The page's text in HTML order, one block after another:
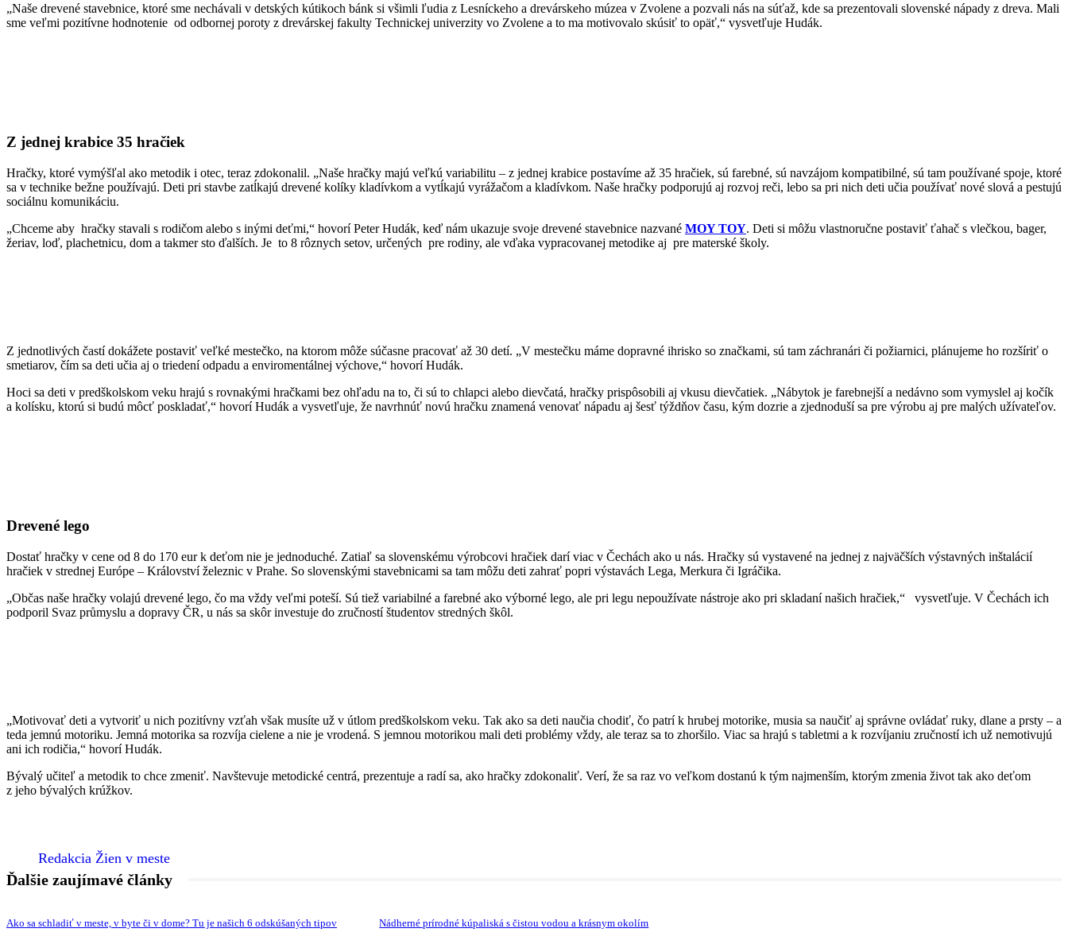
„Naše drevené stavebnice, ktoré sme nechávali v detských kútikoch bánk si všimli ľudia z Lesníckeho a drevárskeho múzea v Zvolene a pozvali nás na súťaž, kde sa prezentovali slovenské nápady z dreva. Mali
sme veľmi pozitívne hodnotenie od odbornej poroty z drevárskej fakulty Technickej univerzity vo Zvolene a to ma motivovalo skúsiť to opäť,“ vysvetľuje Hudák.
Z jednej krabice 35 hračiek
Hračky, ktoré vymýšľal ako metodik i otec, teraz zdokonalil. „Naše hračky majú veľkú variabilitu – z jednej krabice postavíme až 35 hračiek, sú farebné, sú navzájom kompatibilné, sú tam používané spoje, ktoré
sa v technike bežne používajú. Deti pri stavbe zatĺkajú drevené kolíky kladívkom a vytĺkajú vyrážačom a kladívkom. Naše hračky podporujú aj rozvoj reči, lebo sa pri nich deti učia používať nové slová a pestujú
sociálnu komunikáciu.
„Chceme aby hračky stavali s rodičom alebo s inými deťmi,“ hovorí Peter Hudák, keď nám ukazuje svoje drevené stavebnice nazvané MOY TOY. Deti si môžu vlastnoručne postaviť ťahač s vlečkou, bager,
žeriav, loď, plachetnicu, dom a takmer sto ďalších. Je to 8 rôznych setov, určených pre rodiny, ale vďaka vypracovanej metodike aj pre materské školy.
Z jednotlivých častí dokážete postaviť veľké mestečko, na ktorom môže súčasne pracovať až 30 detí. „V mestečku máme dopravné ihrisko so značkami, sú tam záchranári či požiarnici, plánujeme ho rozšíriť o
smetiarov, čím sa deti učia aj o triedení odpadu a enviromentálnej výchove,“ hovorí Hudák.
Hoci sa deti v predškolskom veku hrajú s rovnakými hračkami bez ohľadu na to, či sú to chlapci alebo dievčatá, hračky prispôsobili aj vkusu dievčatiek. „Nábytok je farebnejší a nedávno som vymyslel aj kočík
a kolísku, ktorú si budú môcť poskladať,“ hovorí Hudák a vysvetľuje, že navrhnúť novú hračku znamená venovať nápadu aj šesť týždňov času, kým dozrie a zjednoduší sa pre výrobu aj pre malých užívateľov.
Drevené lego
Dostať hračky v cene od 8 do 170 eur k deťom nie je jednoduché. Zatiaľ sa slovenskému výrobcovi hračiek darí viac v Čechách ako u nás. Hračky sú vystavené na jednej z najväčších výstavných inštalácií
hračiek v strednej Európe – Království železnic v Prahe. So slovenskými stavebnicami sa tam môžu deti zahrať popri výstavách Lega, Merkura či Igráčika.
„Občas naše hračky volajú drevené lego, čo ma vždy veľmi poteší. Sú tiež variabilné a farebné ako výborné lego, ale pri legu nepoužívate nástroje ako pri skladaní našich hračiek,“ vysvetľuje. V Čechách ich
podporil Svaz průmyslu a dopravy ČR, u nás sa skôr investuje do zručností študentov stredných škôl.
„Motivovať deti a vytvoriť u nich pozitívny vzťah však musíte už v útlom predškolskom veku. Tak ako sa deti naučia chodiť, čo patrí k hrubej motorike, musia sa naučiť aj správne ovládať ruky, dlane a prsty – a
teda jemnú motoriku. Jemná motorika sa rozvíja cielene a nie je vrodená. S jemnou motorikou mali deti problémy vždy, ale teraz sa to zhoršilo. Viac sa hrajú s tabletmi a k rozvíjaniu zručností ich už nemotivujú
ani ich rodičia,“ hovorí Hudák.
Bývalý učiteľ a metodik to chce zmeniť. Navštevuje metodické centrá, prezentuje a radí sa, ako hračky zdokonaliť. Verí, že sa raz vo veľkom dostanú k tým najmenším, ktorým zmenia život tak ako deťom
z jeho bývalých krúžkov.
Redakcia Žien v meste
Ďalšie zaujímavé články
Ako sa schladiť v meste, v byte či v dome? Tu je našich 6 odskúšaných tipov Nádherné prírodné kúpaliská s čistou vodou a krásnym okolím